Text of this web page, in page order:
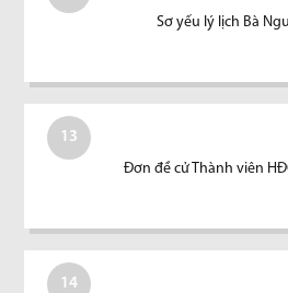
Sơ yếu lý lịch Bà
13
Đơn đề cử Thành viên
14